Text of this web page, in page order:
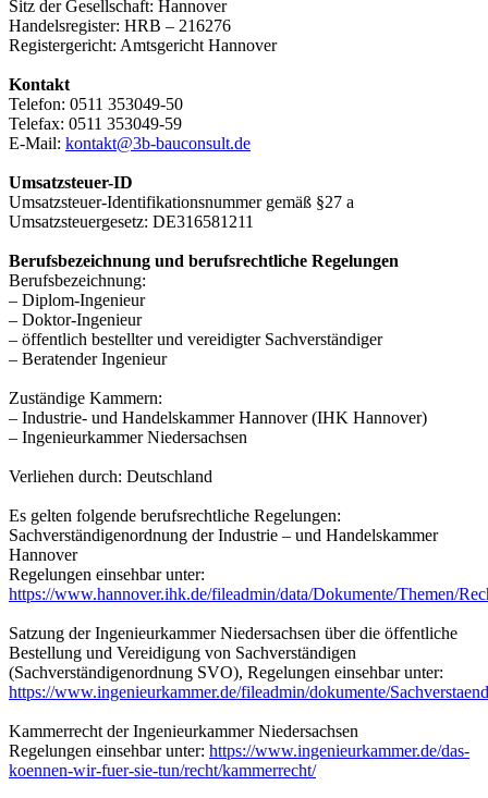
Sitz der Gesellschaft: Hannover
Handelsregister: HRB – 216276
Registergericht: Amtsgericht Hannover
Kontakt
Telefon: 0511 353049-50
Telefax: 0511 353049-59
E-Mail: kontakt@3b-bauconsult.de
Umsatzsteuer-ID
Umsatzsteuer-Identifikationsnummer gemäß §27 a
Umsatzsteuergesetz: DE316581211
Berufsbezeichnung und berufsrechtliche Regelungen
Berufsbezeichnung:
– Diplom-Ingenieur
– Doktor-Ingenieur
– öffentlich bestellter und vereidigter Sachverständiger
– Beratender Ingenieur
Zuständige Kammern:
– Industrie- und Handelskammer Hannover (IHK Hannover)
– Ingenieurkammer Niedersachsen
Verliehen durch: Deutschland
Es gelten folgende berufsrechtliche Regelungen:
Sachverständigenordnung der Industrie – und Handelskammer
Hannover
Regelungen einsehbar unter:
https://www.hannover.ihk.de/fileadmin/data/Dokumente/Themen/
Satzung der Ingenieurkammer Niedersachsen über die öffentliche
Bestellung und Vereidigung von Sachverständigen
(Sachverständigenordnung SVO), Regelungen einsehbar unter:
https://www.ingenieurkammer.de/fileadmin/dokumente/
Kammerrecht der Ingenieurkammer Niedersachsen
Regelungen einsehbar unter: https://www.ingenieurkammer.de/das-
koennen-wir-fuer-sie-tun/recht/kammerrecht/